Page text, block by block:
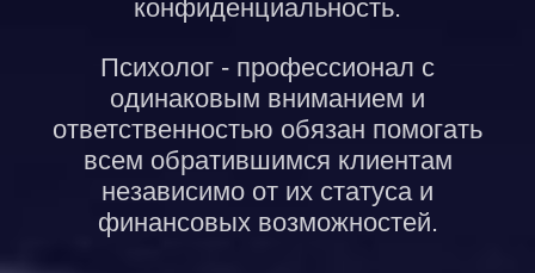
конфиденциальность.
Психолог - профессионал с
одинаковым вниманием и
ответственностью обязан помогать
всем обратившимся клиентам
независимо от их статуса и
финансовых возможностей.